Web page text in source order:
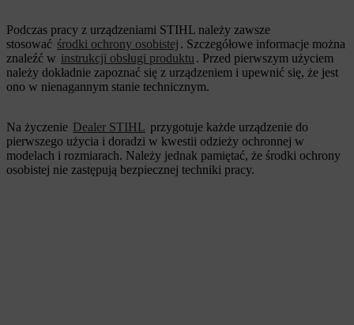
Podczas pracy z urządzeniami STIHL należy zawsze
stosować środki ochrony osobistej . Szczegółowe informacje można
znaleźć w instrukcji obsługi produktu . Przed pierwszym użyciem
należy dokładnie zapoznać się z urządzeniem i upewnić się, że jest
ono w nienagannym stanie technicznym.
Na życzenie Dealer STIHL przygotuje każde urządzenie do
pierwszego użycia i doradzi w kwestii odzieży ochronnej w
modelach i rozmiarach. Należy jednak pamiętać, że środki ochrony
osobistej nie zastępują bezpiecznej techniki pracy.